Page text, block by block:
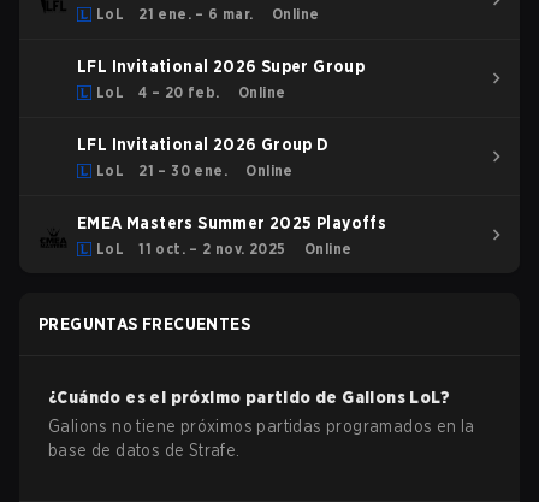
LoL 21 ene. – 6 mar. Online
LFL Invitational 2026 Super Group
LoL 4 – 20 feb. Online
LFL Invitational 2026 Group D
LoL 21 – 30 ene. Online
EMEA Masters Summer 2025 Playoffs
LoL 11 oct. – 2 nov. 2025 Online
PREGUNTAS FRECUENTES
¿Cuándo es el próximo partido de Galions LoL?
Galions no tiene próximos partidas programados en la
base de datos de Strafe.